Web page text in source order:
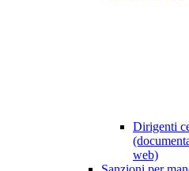
Dirigenti
web)